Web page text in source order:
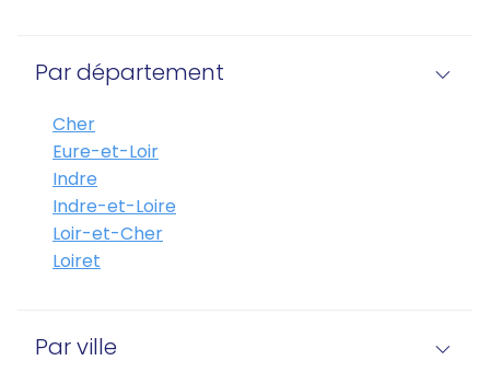
Par département
Cher
Eure-et-Loir
Indre
Indre-et-Loire
Loir-et-Cher
Loiret
Par ville